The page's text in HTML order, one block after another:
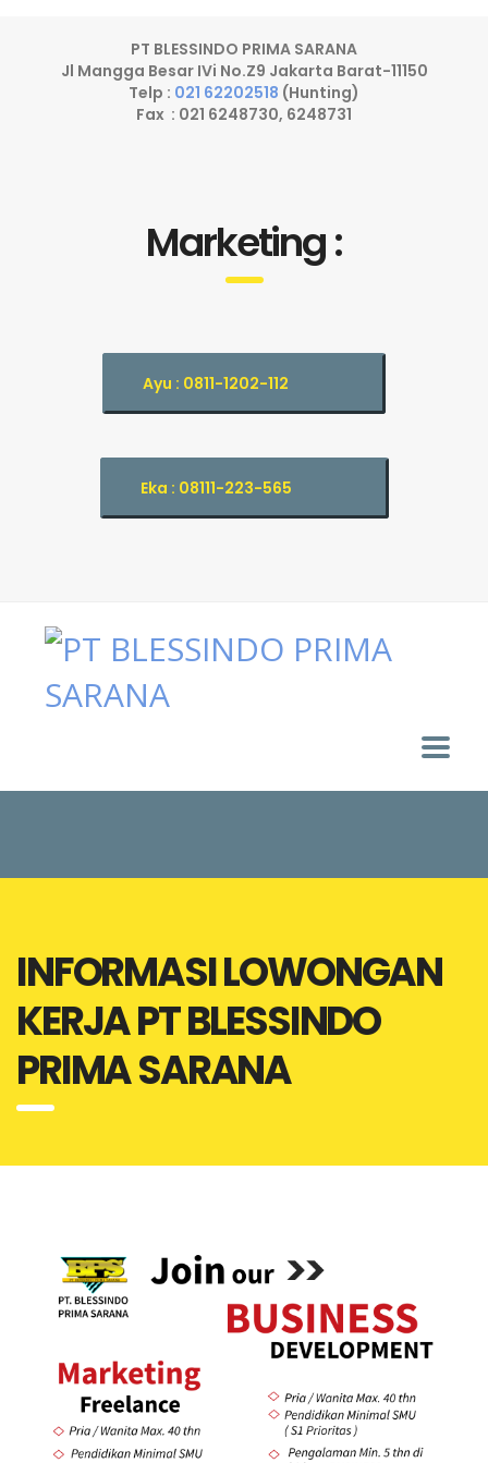
PT BLESSINDO PRIMA SARANA
Jl Mangga Besar IVi No.Z9 Jakarta Barat-11150
Telp : 021 62202518 (Hunting)
Fax : 021 6248730, 6248731
Marketing :
Ayu : 0811-1202-112
Eka : 08111-223-565
INFORMASI LOWONGAN
KERJA PT BLESSINDO
PRIMA SARANA